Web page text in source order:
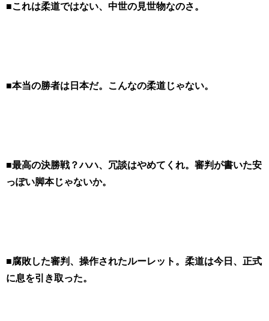
■これは柔道ではない、中世の見世物なのさ。
■本当の勝者は日本だ。こんなの柔道じゃない。
■最高の決勝戦？ハハ、冗談はやめてくれ。審判が書いた安
っぽい脚本じゃないか。
■腐敗した審判、操作されたルーレット。柔道は今日、正式
に息を引き取った。